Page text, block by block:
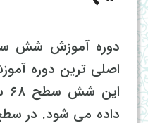
دوره آموزش شش
اصلی ترین دوره
داده می شود. در